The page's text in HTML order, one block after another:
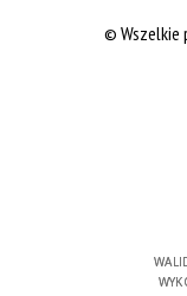
© Wszelkie